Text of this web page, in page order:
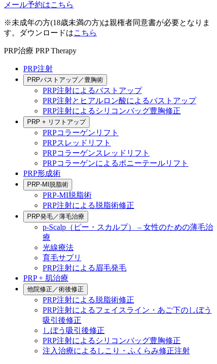
メール予約はこちら
※未成年の方(18歳未満の方)は親権者同意書が必要となりま
す。ダウンロードはこちら
PRP治療 PRP Therapy
PRP注射
PRPバストアップ／豊胸術
PRP注射によるバストアップ
PRP注射とヒアルロン酸によるバストアップ
PRP注射によるシリコンバッグ豊胸修正
PRP + リフトアップ
PRPコラーゲンリフト
PRPスレッドリフト
PRPコラーゲンスレッドリフト
PRPコラーゲンによるポニーテールリフト
PRP形成術
PRP-MI脱脂術
PRP-MI脱脂術
PRP注射による脱脂術修正
PRP発毛／薄毛治療
p-Scalp（ピー・スカルプ） – 女性のための薄毛治
療
光線療法
育毛サプリ
PRP注射による眉毛発毛
PRP + 肌治療
他院修正／術後修正
PRP注射による脱脂術修正
PRP注射によるフェイスライン・あご下のしぼう
吸引後修正
しぼう吸引後修正
PRP注射によるシリコンバッグ豊胸修正
注入治療によるしこり・ふくらみ修正注射